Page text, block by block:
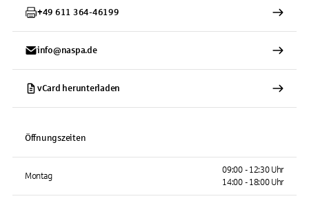
+49 611 364-46199
info@naspa.de
vCard herunterladen
Öffnungszeiten
Montag
09:00 - 12:30 Uhr
14:00 - 18:00 Uhr